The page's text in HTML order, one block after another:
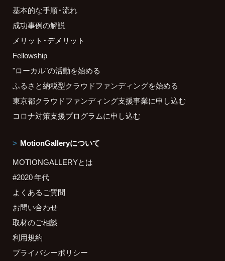
基本的な手順・流れ
成功事例の解説
メリット・デメリット
Fellowship
"ローカル"の活動を始める
ふるさと納税型クラウドファンディングを始める
東京都クラウドファンディング支援事業に申し込む
コロナ対策支援プログラムに申し込む
MotionGalleryについて
MOTIONGALLERYとは
#2020 年代
よくあるご質問
お問い合わせ
取材のご相談
利用規約
プライバシーポリシー